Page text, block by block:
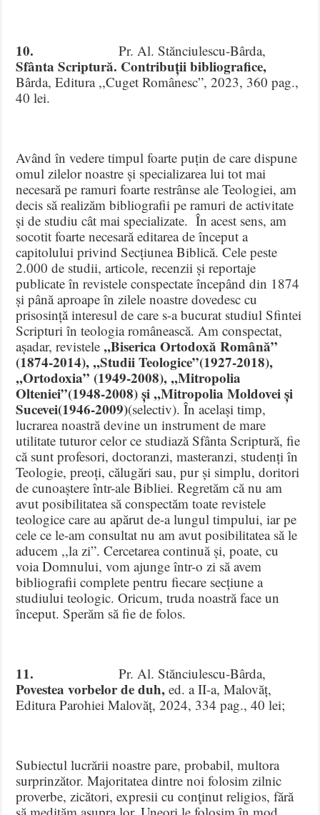
10.Pr. Al. Stănciulescu-Bârda,
Sfânta Scriptură. Contribuții bibliografice,
Bârda, Editura ,,Cuget Românesc”, 2023, 360 pag.,
40 lei.
Având în vedere timpul foarte puțin de care dispune
omul zilelor noastre și specializarea lui tot mai
necesară pe ramuri foarte restrânse ale Teologiei, am
decis să realizăm bibliografii pe ramuri de activitate
și de studiu cât mai specializate. În acest sens, am
socotit foarte necesară editarea de început a
capitolului privind Secțiunea Biblică. Cele peste
2.000 de studii, articole, recenzii și reportaje
publicate în revistele conspectate începând din 1874
și până aproape în zilele noastre dovedesc cu
prisosință interesul de care s-a bucurat studiul Sfintei
Scripturi în teologia românească. Am conspectat,
așadar, revistele,,Biserica Ortodoxă Română”
(1874-2014), ,,Studii Teologice”(1927-2018),
,,Ortodoxia” (1949-2008), ,,Mitropolia
Olteniei”(1948-2008) și ,,Mitropolia Moldovei și
Sucevei(1946-2009)(selectiv). În același timp,
lucrarea noastră devine un instrument de mare
utilitate tuturor celor ce studiază Sfânta Scriptură, fie
că sunt profesori, doctoranzi, masteranzi, studenți în
Teologie, preoți, călugări sau, pur și simplu, doritori
de cunoaștere într-ale Bibliei. Regretăm că nu am
avut posibilitatea să conspectăm toate revistele
teologice care au apărut de-a lungul timpului, iar pe
cele ce le-am consultat nu am avut posibilitatea să le
aducem ,,la zi”. Cercetarea continuă și, poate, cu
voia Domnului, vom ajunge într-o zi să avem
bibliografii complete pentru fiecare secțiune a
studiului teologic. Oricum, truda noastră face un
început. Sperăm să fie de folos.
11.Pr. Al. Stănciulescu-Bârda,
Povestea vorbelor de duh,ed. a II-a, Malovăț,
Editura Parohiei Malovăț, 2024, 334 pag., 40 lei;
Subiectul lucrării noastre pare, probabil, multora
surprinzător. Majoritatea dintre noi folosim zilnic
proverbe, zicători, expresii cu conţinut religios, fără